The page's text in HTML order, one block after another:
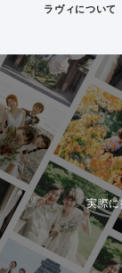
ラヴィについて
実際に